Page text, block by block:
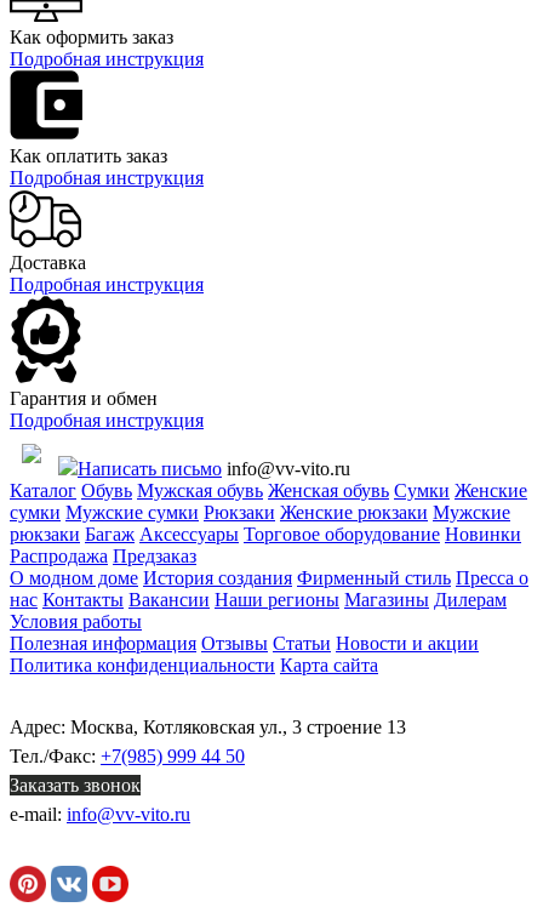
Как оформить заказ
Подробная инструкция
Как оплатить заказ
Подробная инструкция
Доставка
Подробная инструкция
Гарантия и обмен
Подробная инструкция
Написать письмо info@vv-vito.ru
Каталог Обувь Мужская обувь Женская обувь Сумки Женские
сумки Мужские сумки Рюкзаки Женские рюкзаки Мужские
рюкзаки Багаж Аксессуары Торговое оборудование Новинки
Распродажа Предзаказ
О модном доме История создания Фирменный стиль Пресса о
нас Контакты Вакансии Наши регионы Магазины Дилерам
Условия работы
Полезная информация Отзывы Статьи Новости и акции
Политика конфиденциальности Карта сайта
Адрес: Москва, Котляковская ул., 3 строение 13
Тел./Факс: +7(985) 999 44 50
Заказать звонок
e-mail: info@vv-vito.ru